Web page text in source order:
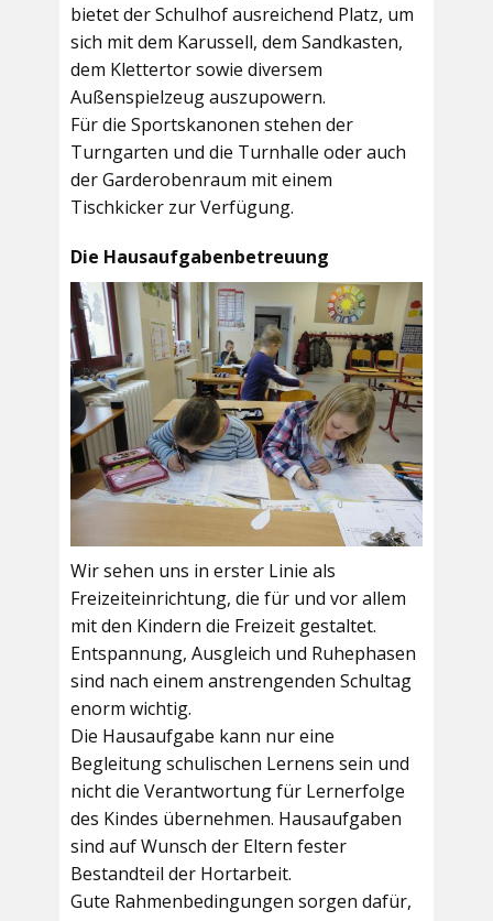
bietet derSchulhofausreichend Platz, um
sich mit dem Karussell, dem Sandkasten,
dem Klettertor sowie diversem
Außenspielzeug auszupowern.
Für die Sportskanonen stehen der
Turngarten und die Turnhalle oder auch
derGarderobenraum mit einem
Tischkicker zur Verfügung.
Die Hausaufgabenbetreuung
Wir sehen uns in erster Linie als
Freizeiteinrichtung, die für und vor allem
mit den Kindern die Freizeit gestaltet.
Entspannung, Ausgleich und Ruhephasen
sind nach einem anstrengenden Schultag
enorm wichtig.
Die Hausaufgabe kann nur eine
Begleitung schulischen Lernens sein und
nicht die Verantwortung für Lernerfolge
des Kindes übernehmen. Hausaufgaben
sind auf Wunsch der Eltern fester
Bestandteil der Hortarbeit.
Gute Rahmenbedingungen sorgen dafür,